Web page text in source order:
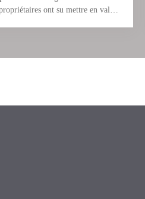
ont su mettre en valeur
que d'une grande cuisine, datant